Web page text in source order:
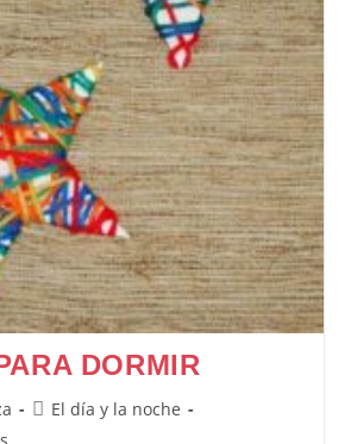
DORMIR
Categoría
El día y la noche